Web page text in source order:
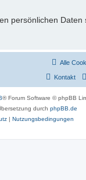
persönlichen Daten
Alle
Kontakt
® Forum Software © phpBB
durch phpBB.de
| Nutzungsbedingungen